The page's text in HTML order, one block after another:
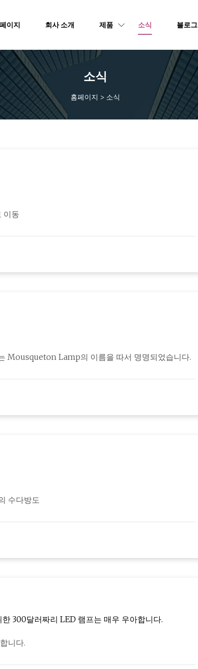
이지 회사 소개 제품 소식 블로그
소식
홈페이지 > 소식
는 경우. 섹션으로 이동
Mousqueton Lamp의 이름을 따서 명명되었습니다.
수다방도
300달러짜리 LED 램프는 매우 우아합니다.
니다.